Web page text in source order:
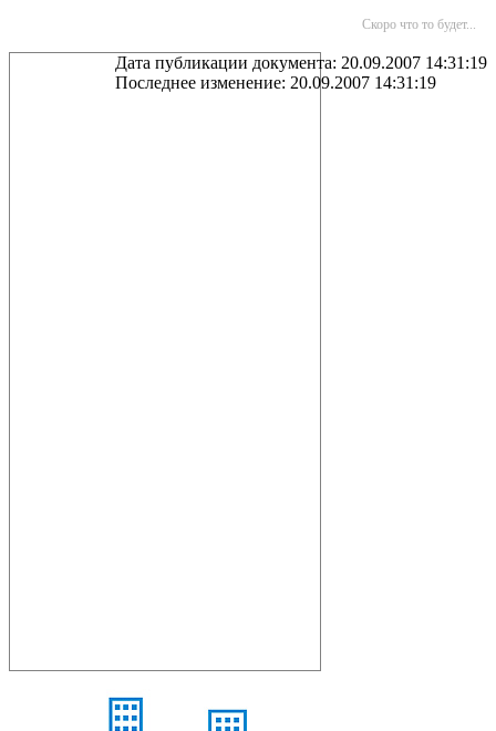
Скоро что то будет...
Дата публикации документа: 20.09.2007 14:31:19
Последнее изменение: 20.09.2007 14:31:19